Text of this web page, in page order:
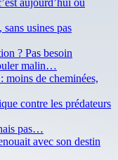
aujourd’hui ou
usines pas
? Pas besoin
malin…
moins de cheminées,
contre les prédateurs
pas…
avec son destin